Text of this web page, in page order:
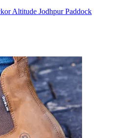
Altitude Jodhpur Paddock